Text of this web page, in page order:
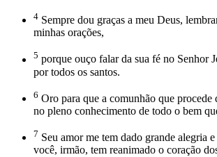
4 Sempre dou graças a meu Deus,
minhas orações,
5 porque ouço falar da sua fé no Senhor
por todos os santos.
6 Oro para que a comunhão que procede
no pleno conhecimento de todo o bem
7 Seu amor me tem dado grande alegria
você, irmão, tem reanimado o coração